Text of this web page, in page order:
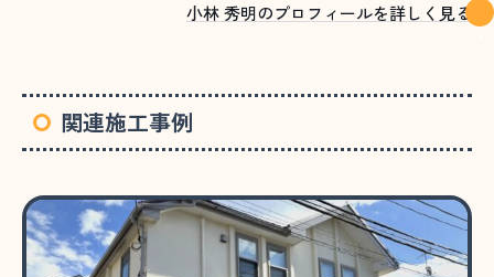
小林 秀明のプロフィールを詳しく見る
関連施工事例